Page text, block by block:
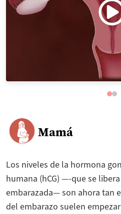
Mamá
Los niveles de la hormona
humana (hCG) —-que se
embarazada— son ahora tan
del embarazo suelen